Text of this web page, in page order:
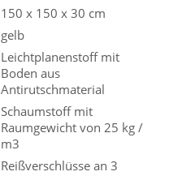
150 x 150 x 30 cm
gelb
Leichtplanenstoff mit
Boden aus
Antirutschmaterial
Schaumstoff mit
Raumgewicht von 25 kg /
m3
Reißverschlüsse an 3